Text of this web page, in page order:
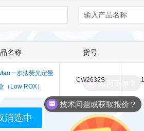
Biotez Berlin Diametra
Berry & Associates Zedira
LGC Maine Standards Biolife
名称 货号
一步法荧光定量
（Low ROX）
CW2632S
消选中
技术问题或获取报价？
如何下单？